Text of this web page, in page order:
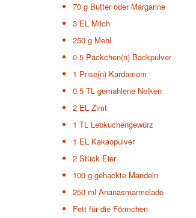
70 g Butter oder Margarine
3 EL Milch
250 g Mehl
0.5 Päckchen(n) Backpulver
1 Prise(n) Kardamom
0.5 TL gemahlene Nelken
2 EL Zimt
1 TL Lebkuchengewürz
1 EL Kakaopulver
2 Stück Eier
100 g gehackte Mandeln
250 ml Ananasmarmelade
Fett für die Förmchen